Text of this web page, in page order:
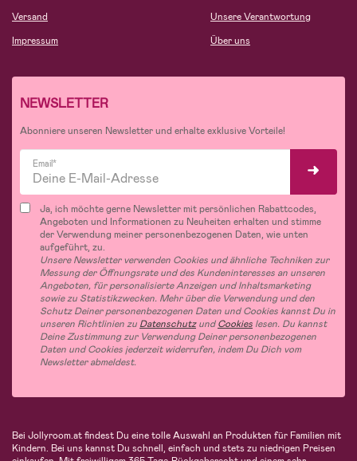
Versand
Impressum
Unsere Verantwortung
Über uns
NEWSLETTER
Abonniere unseren Newsletter und erhalte exklusive Vorteile!
Email*
Ja, ich möchte gerne Newsletter mit persönlichen Rabattcodes,
Angeboten und Informationen zu Neuheiten erhalten und stimme
der Verwendung meiner personenbezogenen Daten, wie unten
aufgeführt, zu.
Unsere Newsletter verwenden Cookies und ähnliche Techniken zur
Messung der Öffnungsrate und des Kundeninteresses an unseren
Angeboten, für personalisierte Anzeigen und Inhaltsmarketing
sowie zu Statistikzwecken. Mehr über die Verwendung und den
Schutz Deiner personenbezogenen Daten und Cookies kannst Du in
unseren Richtlinien zu DatenschutzundCookies lesen. Du kannst
Deine Zustimmung zur Verwendung Deiner personenbezogenen
Daten und Cookies jederzeit widerrufen, indem Du Dich vom
Newsletter abmeldest.
Bei Jollyroom.at findest Du eine tolle Auswahl an Produkten für Familien mit
Kindern. Bei uns kannst Du schnell, einfach und stets zu niedrigen Preisen